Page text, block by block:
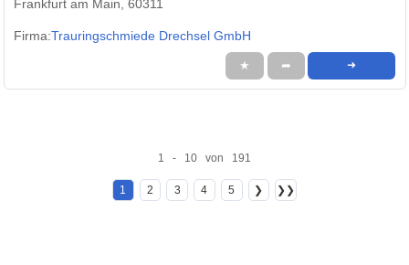
Frankfurt am Main, 60311
Firma:Trauringschmiede Drechsel GmbH
★ ➦ ➜
1 - 10 von 191
1 2 3 4 5 ❯ ❯❯